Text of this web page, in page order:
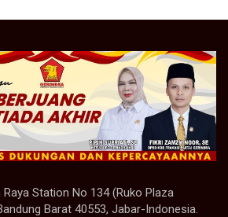
Station No 134 (Ruko Plaza
Barat 40553, Jabar-Indonesia.